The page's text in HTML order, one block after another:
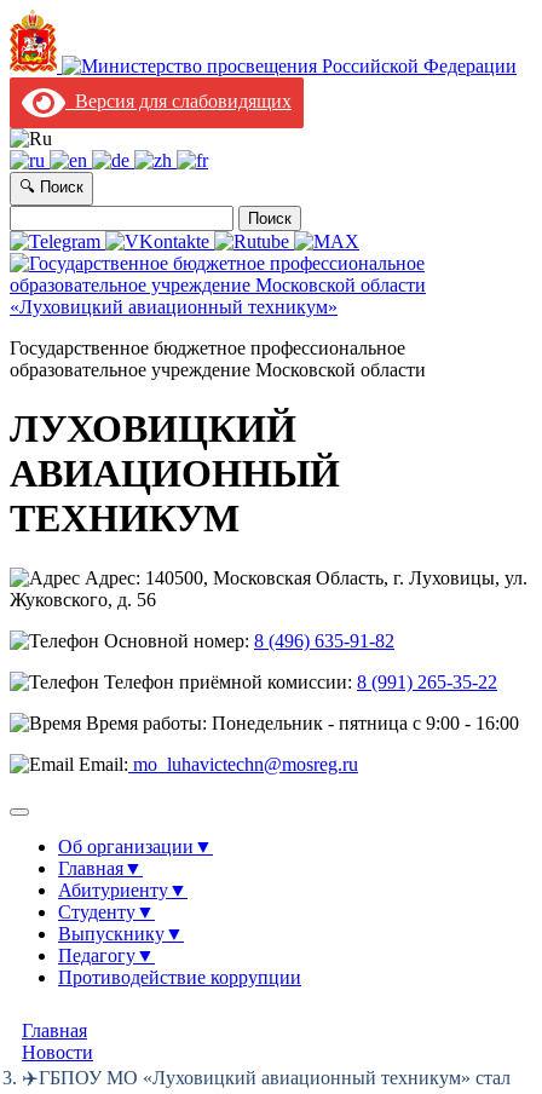
Версия для слабовидящих
🔍 Поиск
Государственное бюджетное профессиональное
образовательное учреждение Московской области
ЛУХОВИЦКИЙ
АВИАЦИОННЫЙ
ТЕХНИКУМ
Адрес: 140500, Московская Область, г. Луховицы, ул.
Жуковского, д. 56
Основной номер: 8 (496) 635-91-82
Телефон приёмной комиссии: 8 (991) 265-35-22
Время работы: Понедельник - пятница с 9:00 - 16:00
Email: mo_luhavictechn@mosreg.ru
Об организации ▼
Главная▼
Абитуриенту▼
Студенту▼
Выпускнику▼
Педагогу▼
Противодействие коррупции
Главная
Новости
✈️ГБПОУ МО «Луховицкий авиационный техникум» стал